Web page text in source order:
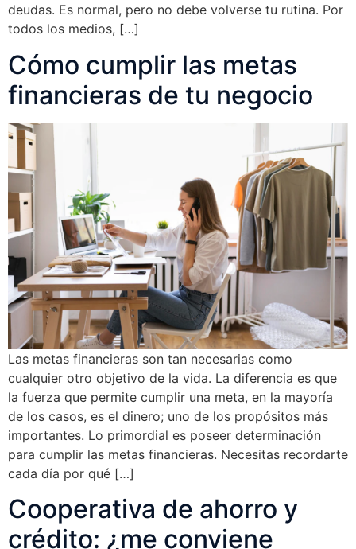
deudas. Es normal, pero no debe volverse tu rutina. Por
todos los medios, […]
Cómo cumplir las metas
financieras de tu negocio
Las metas financieras son tan necesarias como
cualquier otro objetivo de la vida. La diferencia es que
la fuerza que permite cumplir una meta, en la mayoría
de los casos, es el dinero; uno de los propósitos más
importantes. Lo primordial es poseer determinación
para cumplir las metas financieras. Necesitas recordarte
cada día por qué […]
Cooperativa de ahorro y
crédito: ¿me conviene